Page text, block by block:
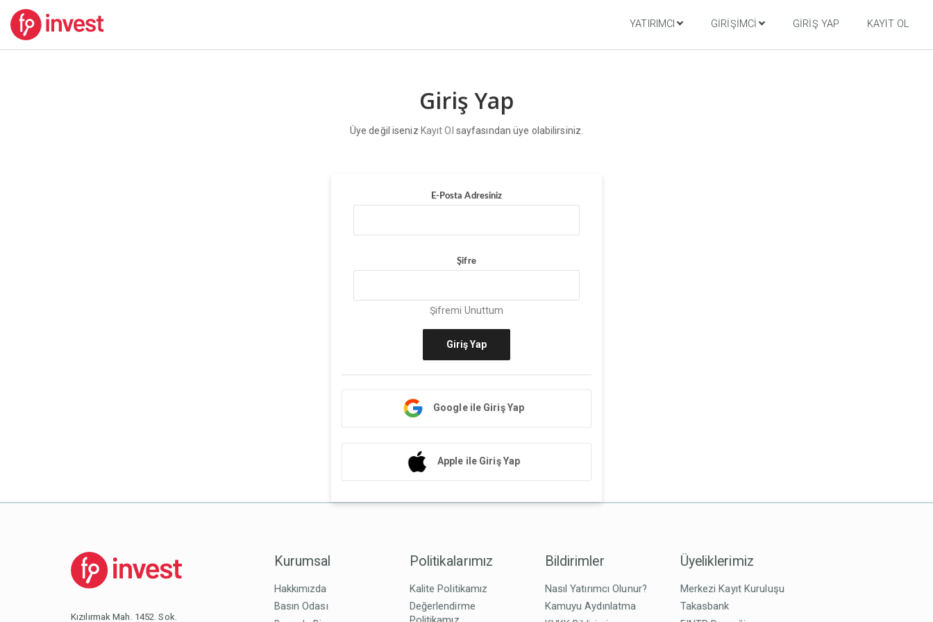
YATIRIMCI GIRIŞIMCI GIRIŞ YAP KAYIT OL
Giriş Yap
Üye değil iseniz Kayıt Ol sayfasından üye olabilirsiniz.
E-Posta Adresiniz
Şifre
Şifremi Unuttum
Giriş Yap
Google ile Giriş Yap
Apple ile Giriş Yap
Kızılırmak Mah. 1452. Sok.
Kurumsal
Hakkımızda
Basın Odası
Politikalarımız
Kalite Politikamız
Değerlendirme
Bildirimler
Nasıl Yatırımcı Olunur?
Kamuyu Aydınlatma
Üyeliklerimiz
Merkezi Kayıt Kuruluşu
Takasbank